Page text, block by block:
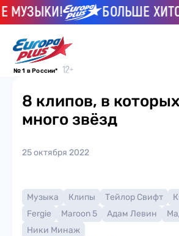
БОЛЬШЕ
№ 1 в России*
8 клипов, в
много звёзд
25 октября 2022
Музыка Клипы Тейлор Свифт
Fergie
Maroon 5 Адам Левин
Ники Минаж